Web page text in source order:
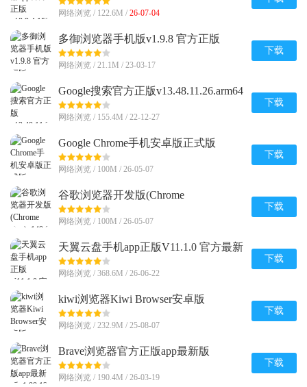
网络浏览 / 122.6M / 26-07-04
多御浏览器手机版v1.9.8 官方正版
网络浏览 / 21.1M / 23-03-17
下载
Google搜索官方正版v13.48.11.26.arm64
安卓版
网络浏览 / 155.4M / 22-12-27
下载
Google Chrome手机安卓版正式版
v148.0.7778.120 最新版
网络浏览 / 100M / 26-05-07
下载
谷歌浏览器开发版(Chrome
Dev)v149.0.7815.0 安卓最新版
网络浏览 / 100M / 26-05-07
下载
天翼云盘手机app正版V11.1.0 官方最新
版
网络浏览 / 368.6M / 26-06-22
下载
kiwi浏览器Kiwi Browser安卓版
v139.0.7339.0 最新版
网络浏览 / 232.9M / 25-08-07
下载
Brave浏览器官方正版app最新版
v1.88.128 手机版
网络浏览 / 190.4M / 26-03-19
下载